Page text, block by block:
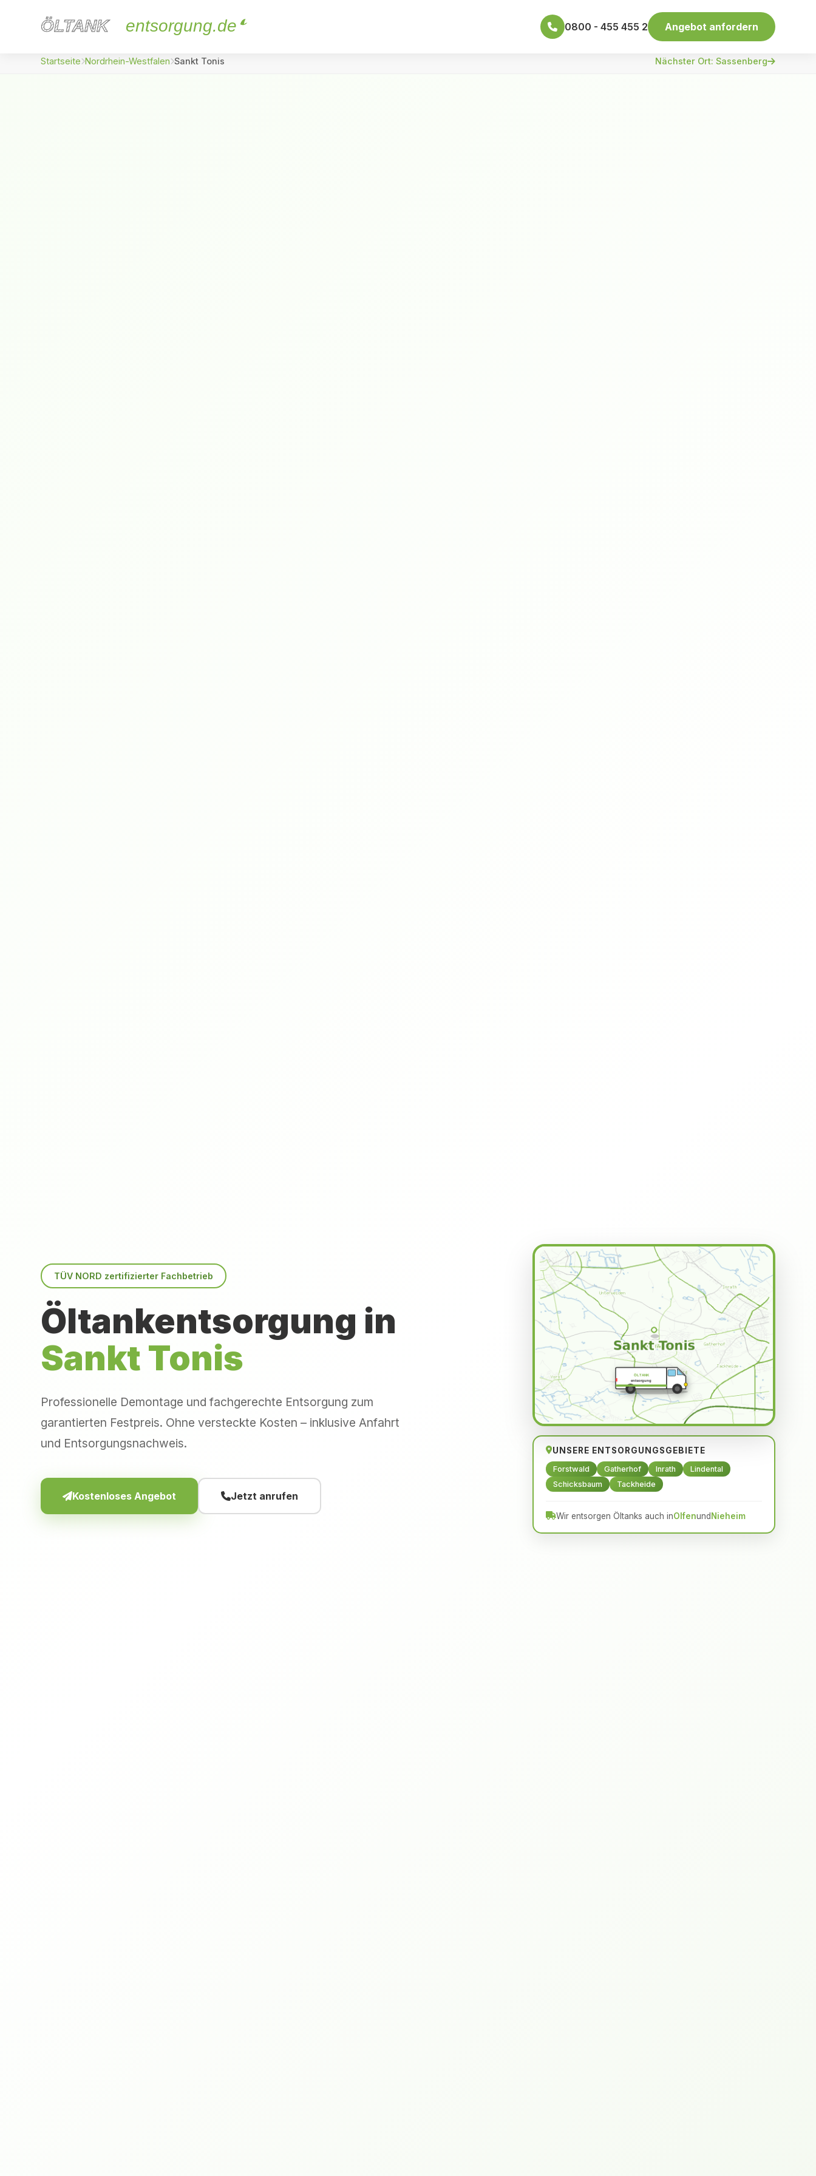
ÖLTANK
ÖLTANK entsorgung.de 0800 - 455 455 2 Angebot anfordern
Startseite Nordrhein-Westfalen Sankt Tonis Nächster Ort: Sassenberg
TÜV NORD zertifizierter Fachbetrieb
Öltankentsorgung in
Sankt Tonis
Professionelle Demontage und fachgerechte Entsorgung zum
garantierten Festpreis. Ohne versteckte Kosten – inklusive Anfahrt
und Entsorgungsnachweis.
Kostenloses Angebot Jetzt anrufen
ÖLTANK
entsorgung
UNSERE ENTSORGUNGSGEBIETE
Forstwald Gatherhof Inrath
Lindental
Schicksbaum
Tackheide
Wir entsorgen Öltanks auch inOlfenundNieheim